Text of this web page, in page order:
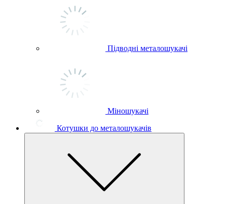
Підводні металошукачі
Міношукачі
Котушки до металошукачів